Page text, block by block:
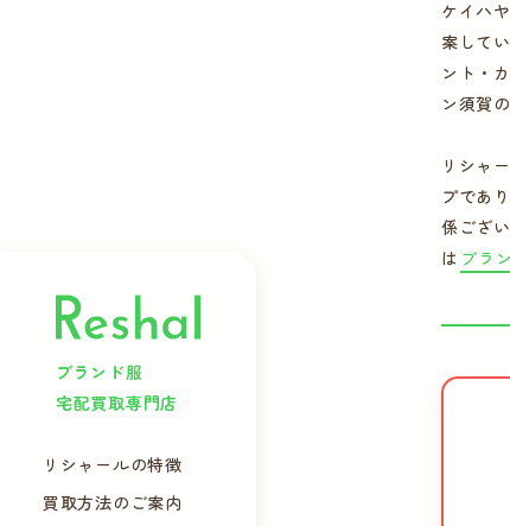
ブランド服
宅配買取専門店
リシャールの特徴
買取方法のご案内
ケイハ
案して
ント・
ン須賀
リシャ
プであ
係ござ
は ブラ